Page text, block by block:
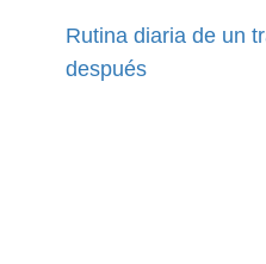
Rutina diaria de un
después